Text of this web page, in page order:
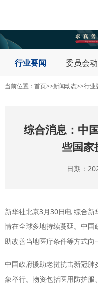
行业要闻
委员会
当前位置： 首页>>新闻动态>>行业
综合消息：中
些国家
日期：
新华社北京3月30日电 综合
情在全球多地持续蔓延。中
助改善当地医疗条件等方式向
中国政府援助老挝抗击新冠
象举行。物资包括医用防护